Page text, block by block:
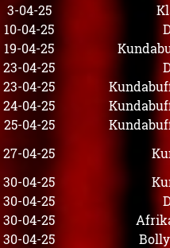
3-04-25
10-04-25
19-04-25
23-04-25
23-04-25
24-04-25
25-04-25
27-04-25
30-04-25
30-04-25
30-04-25
30-04-25